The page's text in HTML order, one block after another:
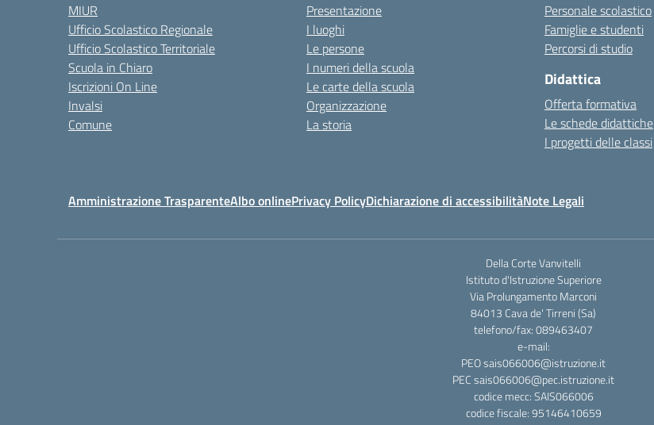
MIUR
Ufficio Scolastico Regionale
Ufficio Scolastico Territoriale
Scuola in Chiaro
Iscrizioni On Line
Invalsi
Comune
Presentazione
I luoghi
Le persone
I numeri della scuola
Le carte della scuola
Organizzazione
La storia
Personale scolastico
Famiglie e studenti
Percorsi di studio
Didattica
Offerta formativa
Le schede didattiche
I progetti delle classi
Amministrazione TrasparenteAlbo onlinePrivacy PolicyDichiarazione di accessibilitàNote Legali
Della Corte Vanvitelli
Istituto d'Istruzione Superiore
Via Prolungamento Marconi
84013 Cava de' Tirreni (Sa)
telefono/fax: 089463407
e-mail:
PEO sais066006@istruzione.it
PEC sais066006@pec.istruzione.it
codice mecc: SAIS066006
codice fiscale: 95146410659